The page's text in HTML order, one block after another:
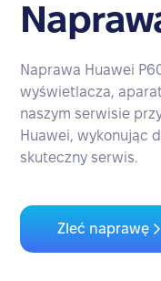
Naprawa Huawei
wyświetlacza,
naszym serwisie
Huawei, wykonując
skuteczny serwis.
Zleć naprawę